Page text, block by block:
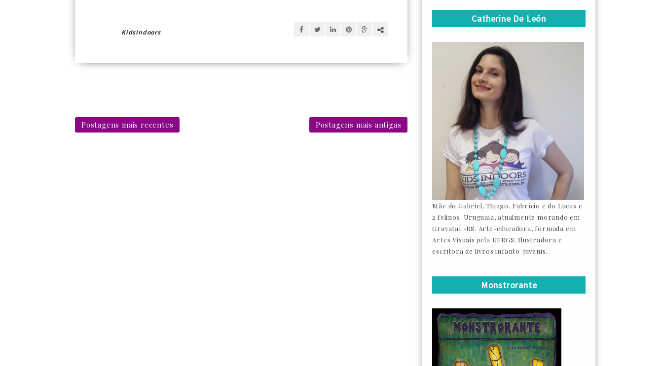
KidsIndoors
Postagens mais recentes Postagens mais antigas
Catherine De León
Mãe do Gabriel, Thiago, Fabrício e do Lucas e
2 felinos. Uruguaia, atualmente morando em
Gravataí -RS. Arte-educadora, formada em
Artes Visuais pela UFRGS. Ilustradora e
escritora de livros infanto-juvenis.
Monstrorante